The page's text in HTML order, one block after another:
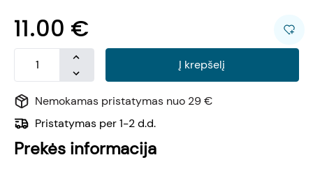
11.00 €
Į krepšelį
Nemokamas pristatymas nuo 29 €
Pristatymas per 1-2 d.d.
Prekės informacija